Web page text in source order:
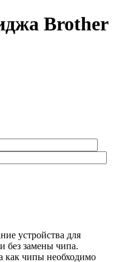
Brother
устройства для
без замены чипа.
как чипы необходимо